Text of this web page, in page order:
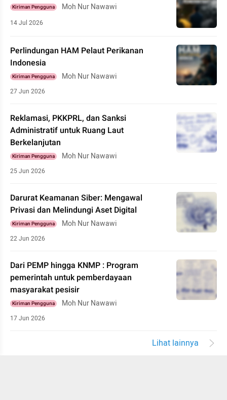
Kiriman Pengguna Moh Nur Nawawi
14 Jul 2026
Perlindungan HAM Pelaut Perikanan
Indonesia
Kiriman Pengguna Moh Nur Nawawi
27 Jun 2026
Reklamasi, PKKPRL, dan Sanksi
Administratif untuk Ruang Laut
Berkelanjutan
Kiriman Pengguna Moh Nur Nawawi
25 Jun 2026
Darurat Keamanan Siber: Mengawal
Privasi dan Melindungi Aset Digital
Kiriman Pengguna Moh Nur Nawawi
22 Jun 2026
Dari PEMP hingga KNMP : Program
pemerintah untuk pemberdayaan
masyarakat pesisir
Kiriman Pengguna Moh Nur Nawawi
17 Jun 2026
Lihat lainnya